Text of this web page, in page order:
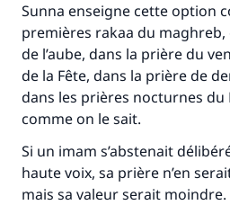
Sunna enseigne cette option
premières rakaa du maghreb,
de l’aube, dans la prière du
de la Fête, dans la prière de
dans les prières nocturnes
comme on le sait.
Si un imam s’abstenait
haute voix, sa prière n’en
mais sa valeur serait